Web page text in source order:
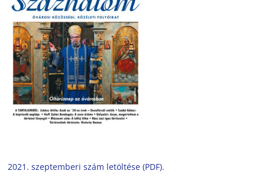
2021. szeptemberi szám letöltése (PDF).